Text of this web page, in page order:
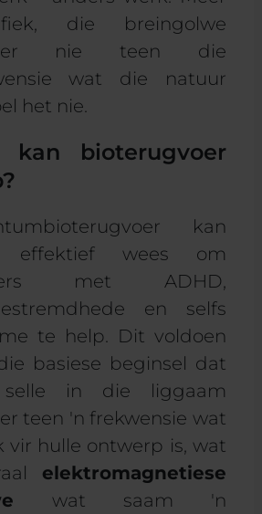
die breingolwe
nie teen die
wat die natuur
het nie.
kan bioterugvoer
kan
effektief wees om
met ADHD,
en selfs
te help. Dit voldoen
basiese beginsel dat
in die liggaam
teen 'n frekwensie wat
vir hulle ontwerp is, wat
elektromagnetiese
wat saam 'n